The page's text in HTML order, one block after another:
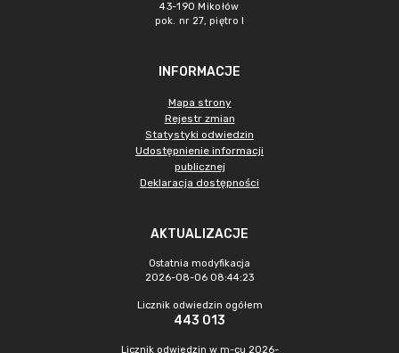
43-190 Mikołów
pok. nr 27, piętro I
INFORMACJE
Mapa strony
Rejestr zmian
Statystyki odwiedzin
Udostępnienie informacji
publicznej
Deklaracja dostępności
AKTUALIZACJE
Ostatnia modyfikacja
2026-08-06 08:44:23
Licznik odwiedzin ogółem
443 013
Licznik odwiedzin w m-cu 2026-